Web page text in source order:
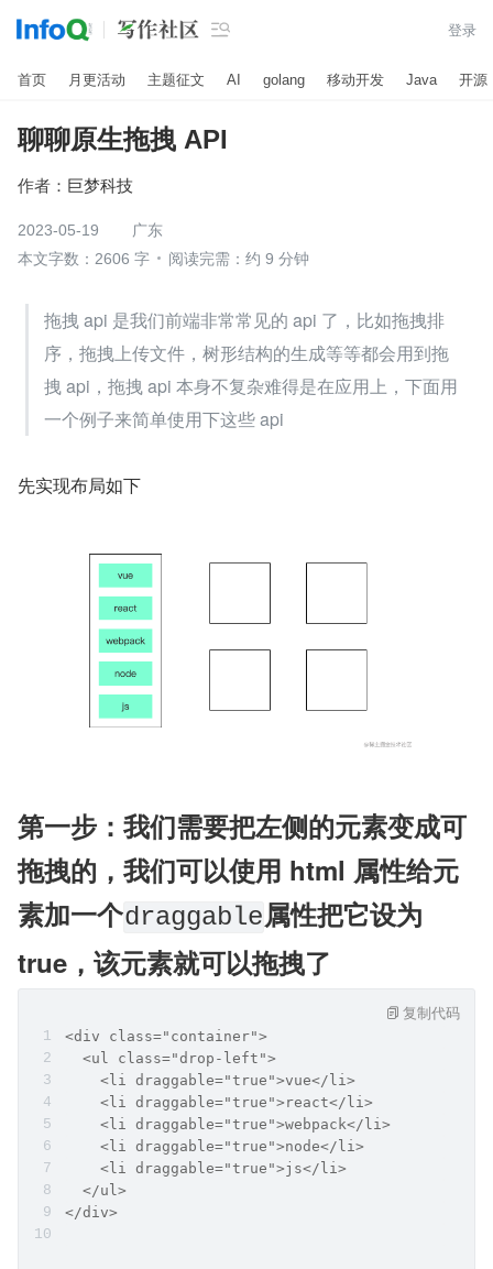
 登录
首页 月更活动 主题征文 AI golang 移动开发 Java 开源
聊聊原生拖拽 API
作者： 巨梦科技
2023-05-19
广东
本文字数：2606 字
阅读完需：约 9 分钟
拖拽 api 是我们前端非常常见的 api 了，比如拖拽排
序，拖拽上传文件，树形结构的生成等等都会用到拖
拽 api，拖拽 api 本身不复杂难得是在应用上，下面用
一个例子来简单使用下这些 api
先实现布局如下
第一步：我们需要把左侧的元素变成可
拖拽的，我们可以使用 html 属性给元
素加一个draggable属性把它设为
true，该元素就可以拖拽了
<div class="container">
  <ul class="drop-left">
    <li draggable="true">vue</li>
    <li draggable="true">react</li>
    <li draggable="true">webpack</li>
    <li draggable="true">node</li>
    <li draggable="true">js</li>
  </ul>
</div>
复制代码